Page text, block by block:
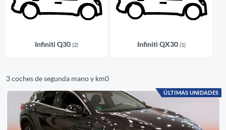
Infiniti Q30 (2) Infiniti QX30 (1)
3 coches de segunda mano y km0
ÚLTIMAS UNIDADES